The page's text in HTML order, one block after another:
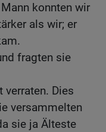
konnten wir
als wir; er
fragten sie
verraten. Dies
versammelten
sie ja Älteste